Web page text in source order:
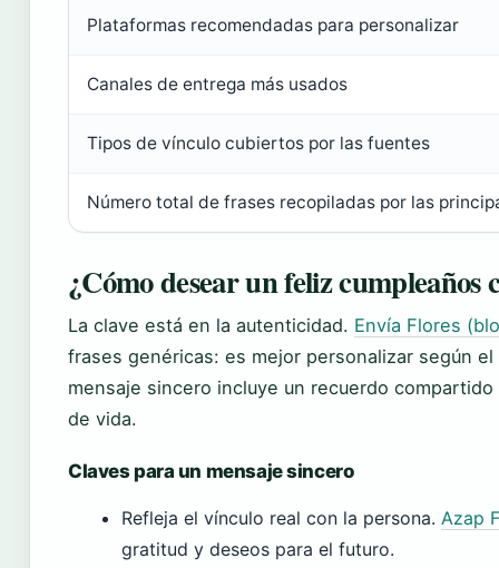
Plataformas recomendadas para personalizar
Canales de entrega más usados
Tipos de vínculo cubiertos por las fuentes
Número total de frases recopiladas por las
¿Cómo desear un feliz cumpleaños
La clave está en la autenticidad. Envía Flores
frases genéricas: es mejor personalizar según
mensaje sincero incluye un recuerdo
de vida.
Claves para un mensaje sincero
Refleja el vínculo real con la persona. Azap
gratitud y deseos para el futuro.